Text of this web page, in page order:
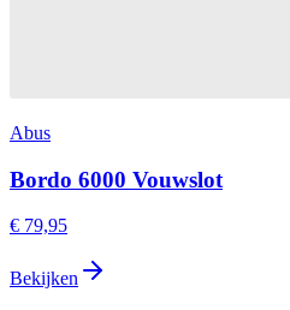
Abus
Bordo 6000 Vouwslot
€ 79,95
Bekijken